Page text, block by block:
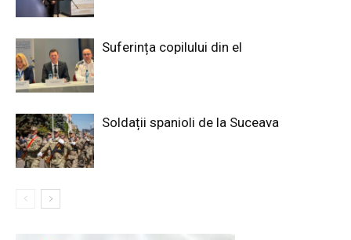
Suferința copilului din el
Soldații spanioli de la Suceava